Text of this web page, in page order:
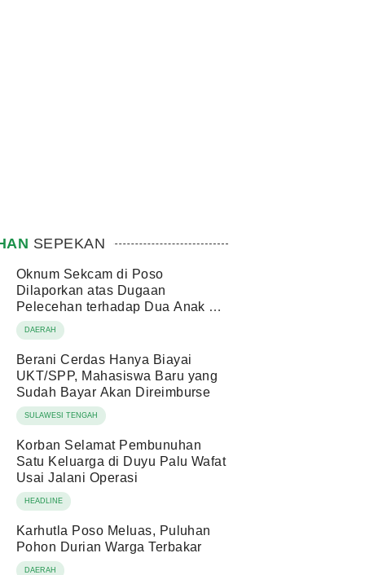
SEPEKAN
Oknum Sekcam di Poso
Dilaporkan atas Dugaan
Pelecehan terhadap Dua Anak di
Bawah Umur
DAERAH
Berani Cerdas Hanya Biayai
UKT/SPP, Mahasiswa Baru yang
Sudah Bayar Akan Direimburse
SULAWESI TENGAH
Korban Selamat Pembunuhan
Satu Keluarga di Duyu Palu Wafat
Usai Jalani Operasi
HEADLINE
Karhutla Poso Meluas, Puluhan
Pohon Durian Warga Terbakar
DAERAH